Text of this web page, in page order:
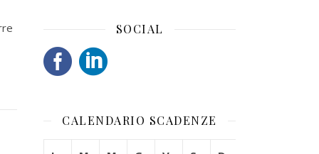
SOCIAL
CALENDARIO SCADENZE